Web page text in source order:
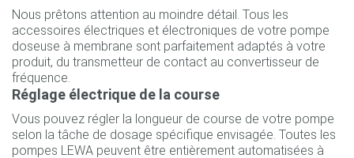
Nous prêtons attention au moindre détail. Tous les
accessoires électriques et électroniques de votre pompe
doseuse à membrane sont parfaitement adaptés à votre
produit, du transmetteur de contact au convertisseur de
fréquence.
Réglage électrique de la course
Vous pouvez régler la longueur de course de votre pompe
selon la tâche de dosage spécifique envisagée. Toutes les
pompes LEWA peuvent être entièrement automatisées à